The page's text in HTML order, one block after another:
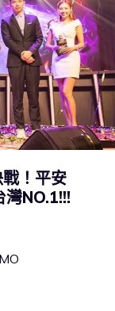
！平安
灣NO.1!!!